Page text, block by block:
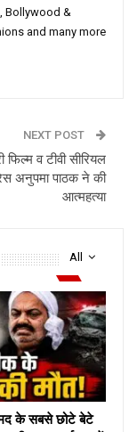
Bollywood &
and many more
NEXT POST
फिल्म व टीवी सीरियल
अनुपमा पाठक ने की
आत्महत्या
All
के सबसे छोटे बेटे